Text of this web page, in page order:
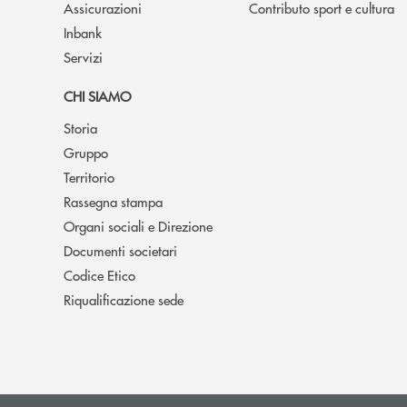
Assicurazioni
Inbank
Servizi
Contributo sport e cultura
CHI SIAMO
Storia
Gruppo
Territorio
Rassegna stampa
Organi sociali e Direzione
Documenti societari
Codice Etico
Riqualificazione sede